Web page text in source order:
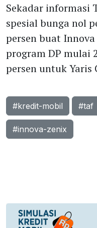
Sekadar informasi
spesial bunga nol
persen buat
program DP mulai
persen untuk Yaris
#kredit-mobil #taf
#innova-zenix